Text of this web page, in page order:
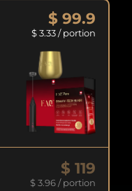
$ 99.9
$ 3.33/ portion
$ 119
$ 3.96/ portion